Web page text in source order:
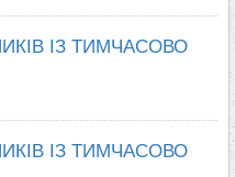
ІЗ ТИМЧАСОВО
ІЗ ТИМЧАСОВО